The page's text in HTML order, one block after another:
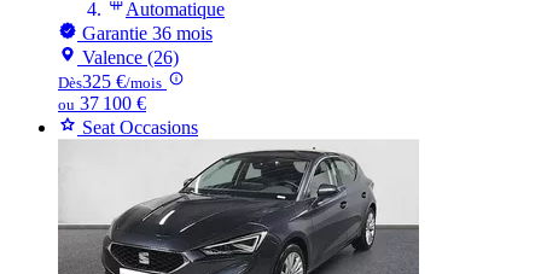
Automatique
Garantie 36 mois
Valence (26)
Dès325 €/mois
ou 37 100 €
Seat Occasions